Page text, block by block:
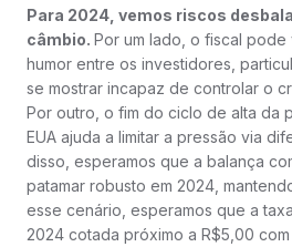
Para 2024, vemos riscos
câmbio. Por um lado, o fiscal pode
humor entre os investidores,
se mostrar incapaz de controlar o
Por outro, o fim do ciclo de alta da
EUA ajuda a limitar a pressão via
disso, esperamos que a balança
patamar robusto em 2024,
esse cenário, esperamos que a
2024 cotada próximo a R$5,00